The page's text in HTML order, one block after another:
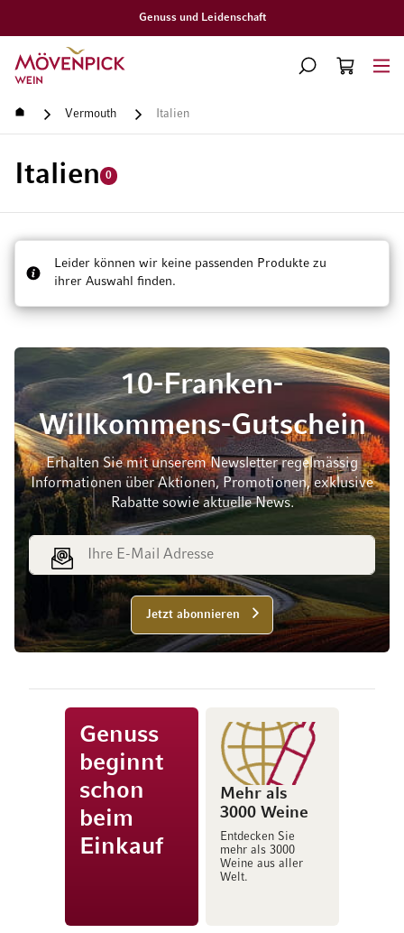
Genuss und Leidenschaft
Zur Startseite
SUCHE
WARENKORB
Startseite Vermouth Italien
Italien 0
Leider können wir keine passenden Produkte zu
ihrer Auswahl finden.
10-Franken-
Willkommens-Gutschein
Erhalten Sie mit unserem Newsletter regelmässig
Informationen über Aktionen, Promotionen, exklusive
Rabatte sowie aktuelle News.
E-Mail Adresse
Jetzt abonnieren
Genuss
beginnt
schon
beim
Einkauf
Mehr als
3000 Weine
Entdecken Sie
mehr als 3000
Weine aus aller
Welt.